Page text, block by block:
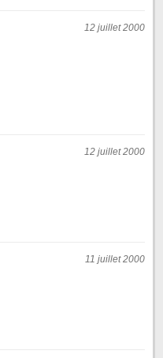
12 juillet 2000
12 juillet 2000
11 juillet 2000